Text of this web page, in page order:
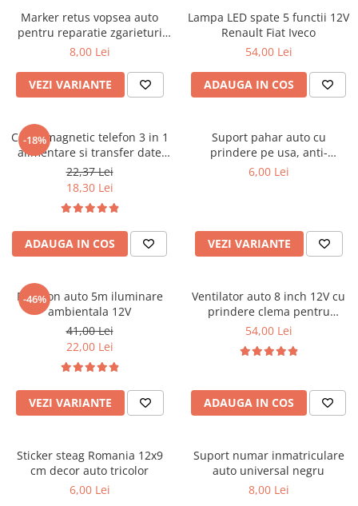
Oglinda Retrovizoare
Ornamente Auto
Ornamente Protectie Portiera
Ornamente Toba Auto
Parasolare Auto
Plasa elastica & Organizator Auto
Prelate Auto
Scrumiere Auto
Suport Auto Ochelari
Suporti Numar Inmatriculare
Suporti Pahar Auto
Suporti Telefon Auto
Tetiera Auto
COVORASE AUTO
Covorase BMW
Covorase CHEVROLET
Marker retus vopsea auto
pentru reparatie zgarieturi
caroserie
8,00 Lei
VEZI VARIANTE
Lampa LED spate 5 functii 12V
Renault Fiat Iveco
54,00 Lei
ADAUGA IN COS
-18%
Cablu magnetic telefon 3 in 1
alimentare si transfer date
universal cu 3 capete
22,37 Lei
18,30 Lei
ADAUGA IN COS
Suport pahar auto cu
prindere pe usa, anti-
alunecare, universal
6,00 Lei
VEZI VARIANTE
-46%
Fir neon auto 5m iluminare
ambientala 12V
41,00 Lei
22,00 Lei
VEZI VARIANTE
Ventilator auto 8 inch 12V cu
prindere clema pentru
masina
54,00 Lei
ADAUGA IN COS
Sticker steag Romania 12x9
cm decor auto tricolor
6,00 Lei
Suport numar inmatriculare
auto universal negru
8,00 Lei